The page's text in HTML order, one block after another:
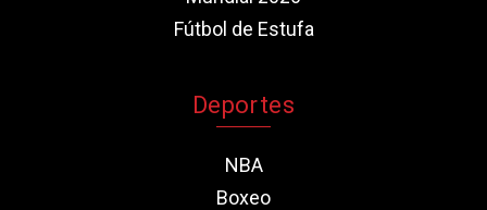
Fútbol de Estufa
Deportes
NBA
Boxeo